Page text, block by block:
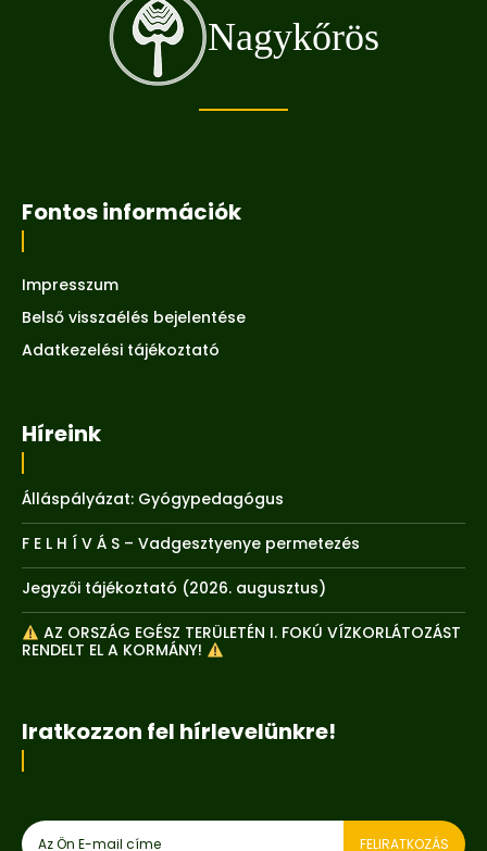
Nagykőrös
Fontos információk
Impresszum
Belső visszaélés bejelentése
Adatkezelési tájékoztató
Híreink
Álláspályázat: Gyógypedagógus
F E L H Í V Á S – Vadgesztyenye permetezés
Jegyzői tájékoztató (2026. augusztus)
AZ ORSZÁG EGÉSZ TERÜLETÉN I. FOKÚ VÍZKORLÁTOZÁST
RENDELT EL A KORMÁNY!
Iratkozzon fel hírlevelünkre!
FELIRATKOZÁS